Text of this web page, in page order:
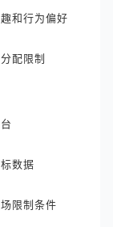
和行为偏好
配限制
数据
限制条件